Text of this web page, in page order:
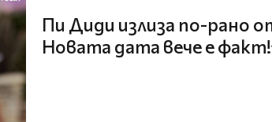
Пи Диди излиза по-рано
Новата дата вече е